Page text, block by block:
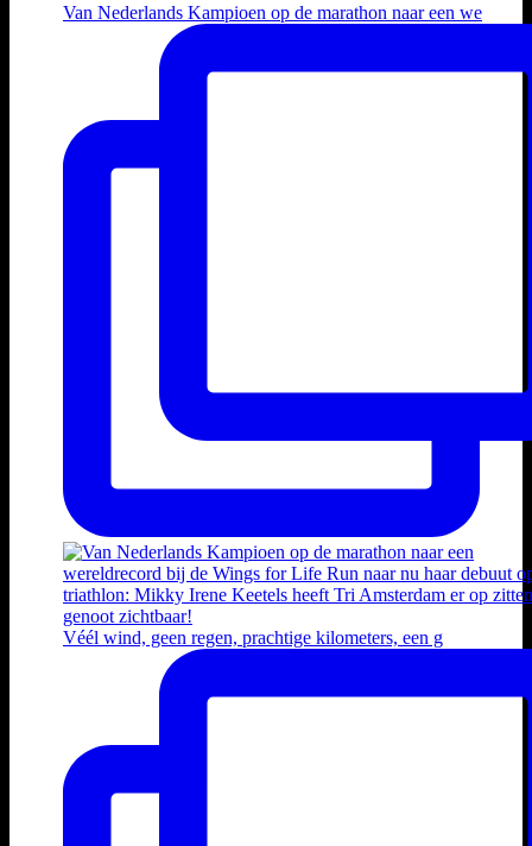
Van Nederlands Kampioen op de marathon naar een we
Véél wind, geen regen, prachtige kilometers, een g